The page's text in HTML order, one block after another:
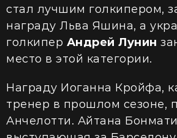
стал лучшим голкипером,
награду Льва Яшина, а
голкипер Андрей Лунин
место в этой категории.
Награду Иоганна Кройфа,
тренер в прошлом сезоне,
Анчелотти. Айтана